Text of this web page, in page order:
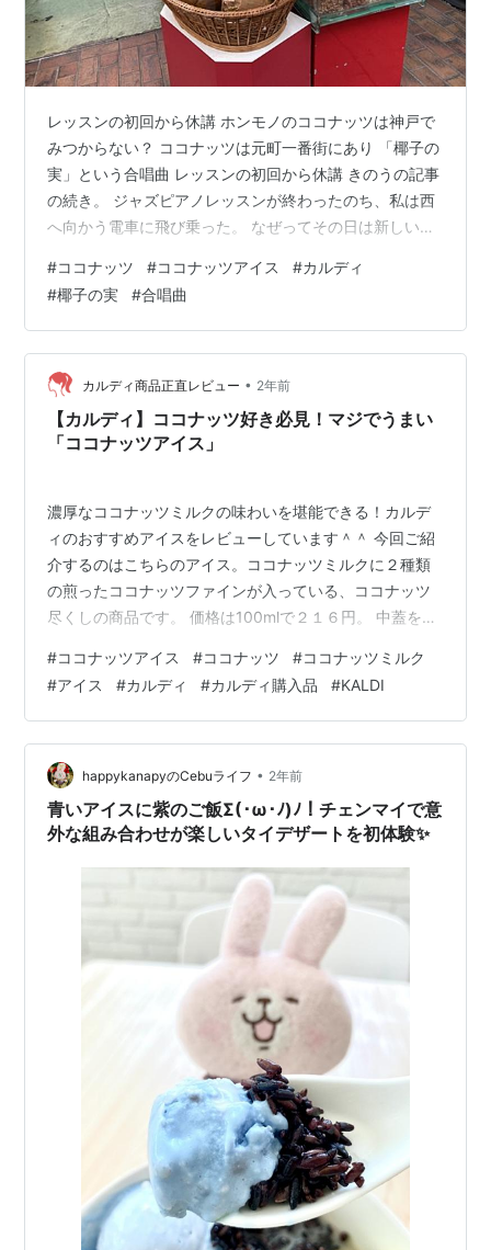
レッスンの初回から休講 ホンモノのココナッツは神戸で
みつからない？ ココナッツは元町一番街にあり 「椰子の
実」という合唱曲 レッスンの初回から休講 きのうの記事
の続き。 ジャズピアノレッスンが終わったのち、私は西
へ向かう電車に飛び乗った。 なぜってその日は新しい先
た曲はバッハの「イギリス組曲6番ガヴォット」とフォー
レの「パヴァーヌ」。 もっとも「パヴァーヌ」はまだ半
分しか譜読みができていないが。 急ぎ足で教室へ向か
い、受付の女性に、 「こんにちは！」 と愛想よく挨拶す
ると、彼女はちょっとヘンな顔をした。 そして、 「申し
訳ございません！ きょ…
#ココナッツ #ココナッツアイス #カルディ
#椰子の実 #合唱曲
カルディ商品正直レビュー • 2年前
【カルディ】ココナッツ好き必見！マジでうまい
「ココナッツアイス」
濃厚なココナッツミルクの味わいを堪能できる！カルデ
ィのおすすめアイスをレビューしています＾＾ 今回ご紹
介するのはこちらのアイス。ココナッツミルクに２種類
の煎ったココナッツファインが入っている、ココナッツ
尽くしの商品です。 価格は100mlで２１６円。 中蓋を開
＾ ひとくち食べると、うーん...！！ めっっっちゃミルキ
ー！ めっっっちゃココナッツ！！ これはおいしい
ぞ！！！ 最初は「ココナッツが水っぽい(味が薄い)可能
性があるかも」とあまり期待しすぎず購入したのです
が、これぞココナッツミルクアイスって感じ。 ココナッ
ツの濃さは申し分ないです✨ ア…
#ココナッツアイス #ココナッツ #ココナッツミルク
#アイス #カルディ #カルディ購入品 #KALDI
happykanapyのCebuライフ • 2年前
青いアイスに紫のご飯Σ(･ω･ﾉ)ﾉ！チェンマイで意
外な組み合わせが楽しいタイデザートを初体験✨